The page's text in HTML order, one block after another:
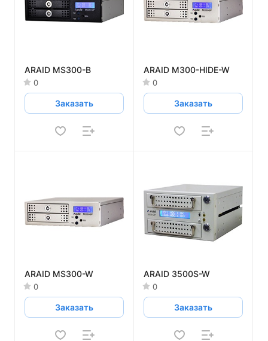
ARAID MS300-B
0
Заказать
ARAID M300-HIDE-W
0
Заказать
ARAID MS300-W
0
Заказать
ARAID 3500S-W
0
Заказать